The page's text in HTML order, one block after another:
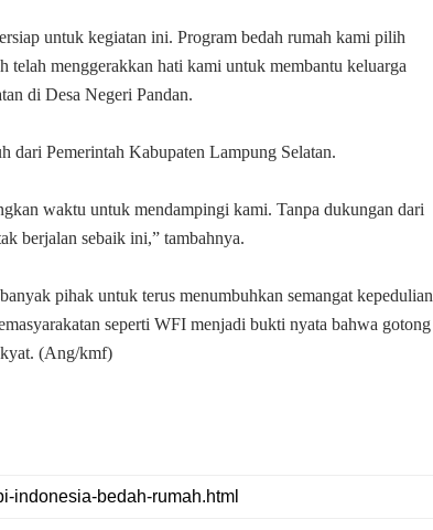
untuk kegiatan ini. Program bedah rumah kami pilih
menggerakkan hati kami untuk membantu keluarga
di Desa Negeri Pandan.
dari Pemerintah Kabupaten Lampung Selatan.
waktu untuk mendampingi kami. Tanpa dukungan dari
berjalan sebaik ini,” tambahnya.
pihak untuk terus menumbuhkan semangat kepedulian
seperti WFI menjadi bukti nyata bahwa gotong
(Ang/kmf)